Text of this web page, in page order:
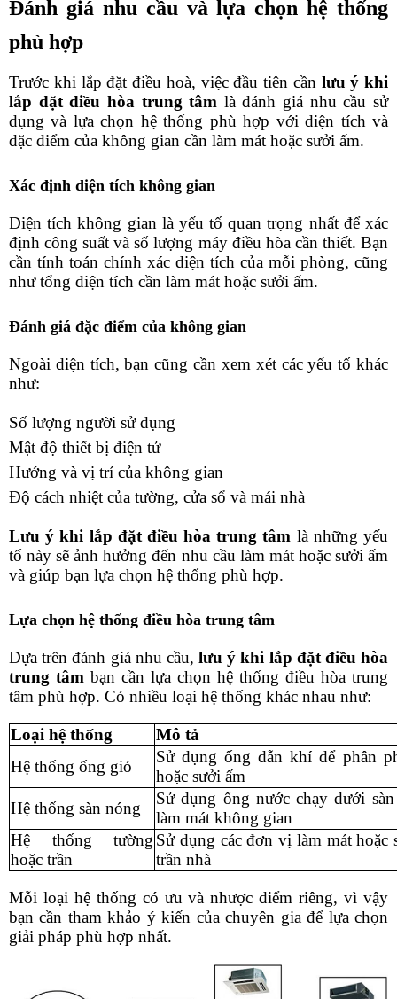
Đánh giá nhu cầu và lựa chọn hệ thống
phù hợp
Trước khi lắp đặt điều hoà, việc đầu tiên cần lưu ý khi
lắp đặt điều hòa trung tâm là đánh giá nhu cầu sử
dụng và lựa chọn hệ thống phù hợp với diện tích và
đặc điểm của không gian cần làm mát hoặc sưởi ấm.
Xác định diện tích không gian
Diện tích không gian là yếu tố quan trọng nhất để xác
định công suất và số lượng máy điều hòa cần thiết. Bạn
cần tính toán chính xác diện tích của mỗi phòng, cũng
như tổng diện tích cần làm mát hoặc sưởi ấm.
Đánh giá đặc điểm của không gian
Ngoài diện tích, bạn cũng cần xem xét các yếu tố khác
như:
Số lượng người sử dụng
Mật độ thiết bị điện tử
Hướng và vị trí của không gian
Độ cách nhiệt của tường, cửa sổ và mái nhà
Lưu ý khi lắp đặt điều hòa trung tâm là những yếu
tố này sẽ ảnh hưởng đến nhu cầu làm mát hoặc sưởi ấm
và giúp bạn lựa chọn hệ thống phù hợp.
Lựa chọn hệ thống điều hòa trung tâm
Dựa trên đánh giá nhu cầu, lưu ý khi lắp đặt điều hòa
trung tâm bạn cần lựa chọn hệ thống điều hòa trung
tâm phù hợp. Có nhiều loại hệ thống khác nhau như:
Loại hệ thống
Mô tả
Hệ thống ống gió
Sử dụng ống dẫn khí để phân
hoặc sưởi ấm
Hệ thống sàn nóng
Sử dụng ống nước chạy dưới
làm mát không gian
Hệ thống tường
hoặc trần
Sử dụng các đơn vị làm mát hoặc
trần nhà
Mỗi loại hệ thống có ưu và nhược điểm riêng, vì vậy
bạn cần tham khảo ý kiến của chuyên gia để lựa chọn
giải pháp phù hợp nhất.